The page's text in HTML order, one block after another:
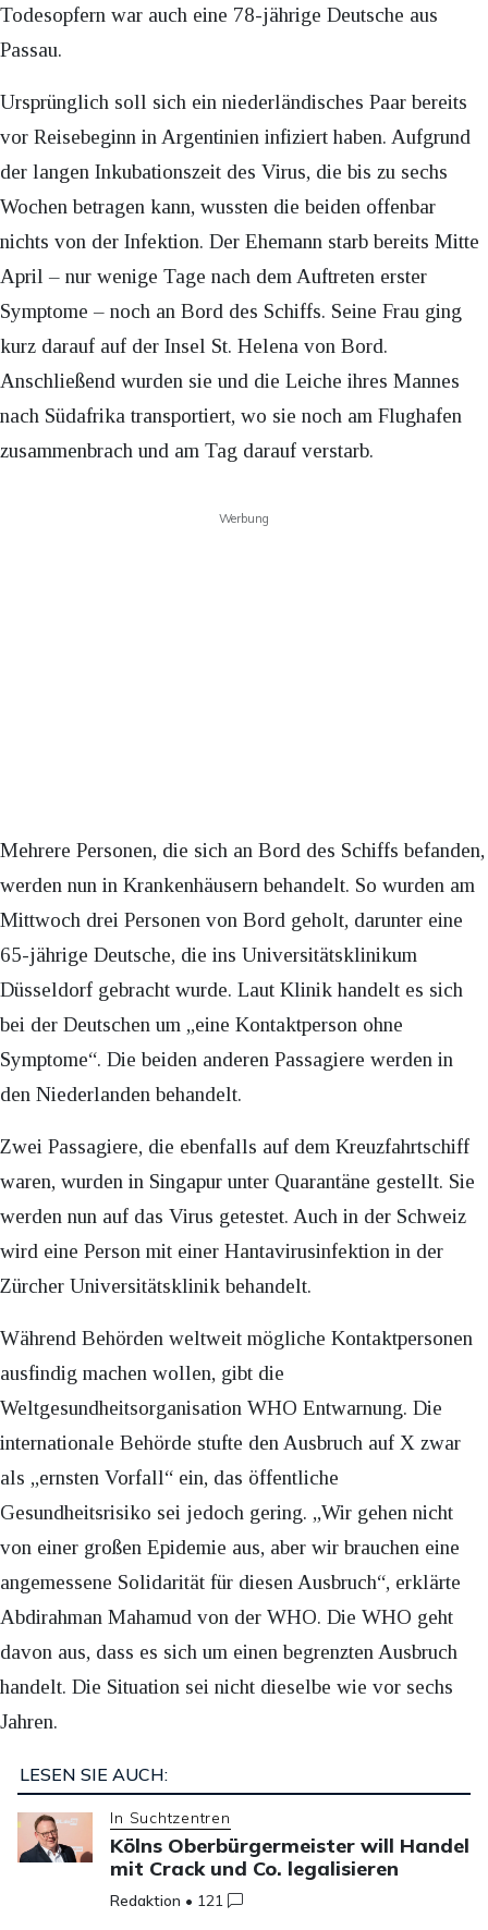
Todesopfern war auch eine 78-jährige Deutsche aus
Passau.
Ursprünglich soll sich ein niederländisches Paar bereits
vor Reisebeginn in Argentinien infiziert haben. Aufgrund
der langen Inkubationszeit des Virus, die bis zu sechs
Wochen betragen kann, wussten die beiden offenbar
nichts von der Infektion. Der Ehemann starb bereits Mitte
April – nur wenige Tage nach dem Auftreten erster
Symptome – noch an Bord des Schiffs. Seine Frau ging
kurz darauf auf der Insel St. Helena von Bord.
Anschließend wurden sie und die Leiche ihres Mannes
nach Südafrika transportiert, wo sie noch am Flughafen
zusammenbrach und am Tag darauf verstarb.
Werbung
Mehrere Personen, die sich an Bord des Schiffs befanden,
werden nun in Krankenhäusern behandelt. So wurden am
Mittwoch drei Personen von Bord geholt, darunter eine
65-jährige Deutsche, die ins Universitätsklinikum
Düsseldorf gebracht wurde. Laut Klinik handelt es sich
bei der Deutschen um „eine Kontaktperson ohne
Symptome“. Die beiden anderen Passagiere werden in
den Niederlanden behandelt.
Zwei Passagiere, die ebenfalls auf dem Kreuzfahrtschiff
waren, wurden in Singapur unter Quarantäne gestellt. Sie
werden nun auf das Virus getestet. Auch in der Schweiz
wird eine Person mit einer Hantavirusinfektion in der
Zürcher Universitätsklinik behandelt.
Während Behörden weltweit mögliche Kontaktpersonen
ausfindig machen wollen, gibt die
Weltgesundheitsorganisation WHO Entwarnung. Die
internationale Behörde stufte den Ausbruch auf X zwar
als „ernsten Vorfall“ ein, das öffentliche
Gesundheitsrisiko sei jedoch gering. „Wir gehen nicht
von einer großen Epidemie aus, aber wir brauchen eine
angemessene Solidarität für diesen Ausbruch“, erklärte
Abdirahman Mahamud von der WHO. Die WHO geht
davon aus, dass es sich um einen begrenzten Ausbruch
handelt. Die Situation sei nicht dieselbe wie vor sechs
Jahren.
LESEN SIE AUCH:
In Suchtzentren
Kölns Oberbürgermeister will Handel
mit Crack und Co. legalisieren
Redaktion • 121